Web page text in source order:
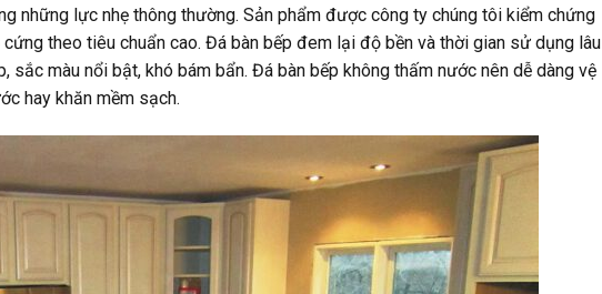
những lực nhẹ thông thường. Sản phẩm được công ty chúng tôi kiểm chứng
theo tiêu chuẩn cao. Đá bàn bếp đem lại độ bền và thời gian sử dụng lâu
sắc màu nổi bật, khó bám bẩn. Đá bàn bếp không thấm nước nên dễ dàng vệ
hay khăn mềm sạch.